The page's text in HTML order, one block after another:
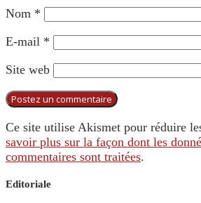
Nom *
E-mail *
Site web
Ce site utilise Akismet pour réduire
savoir plus sur la façon dont les
commentaires sont traitées.
Editoriale